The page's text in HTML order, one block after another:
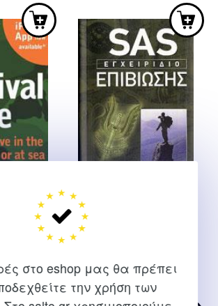
στο eshop μας θα πρέπει
την χρήση των
[Pocket
Sas εγχειρίδιο επιβίωσης
25,50
Original
price
was:
22,95